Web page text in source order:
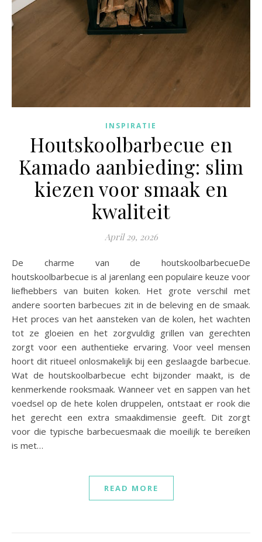
INSPIRATIE
Houtskoolbarbecue en
Kamado aanbieding: slim
kiezen voor smaak en
kwaliteit
April 29, 2026
De charme van de houtskoolbarbecueDe
houtskoolbarbecue is al jarenlang een populaire keuze voor
liefhebbers van buiten koken. Het grote verschil met
andere soorten barbecues zit in de beleving en de smaak.
Het proces van het aansteken van de kolen, het wachten
tot ze gloeien en het zorgvuldig grillen van gerechten
zorgt voor een authentieke ervaring. Voor veel mensen
hoort dit ritueel onlosmakelijk bij een geslaagde barbecue.
Wat de houtskoolbarbecue echt bijzonder maakt, is de
kenmerkende rooksmaak. Wanneer vet en sappen van het
voedsel op de hete kolen druppelen, ontstaat er rook die
het gerecht een extra smaakdimensie geeft. Dit zorgt
voor die typische barbecuesmaak die moeilijk te bereiken
is met…
READ MORE